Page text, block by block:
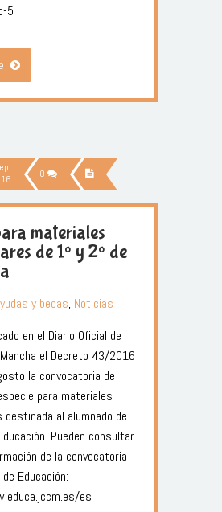
5
0
materiales
de 1º y 2º de
y becas, Noticias
en el Diario Oficial de
el Decreto 43/2016
la convocatoria de
para materiales
destinada al alumnado de
Pueden consultar
de la convocatoria
Educación:
es